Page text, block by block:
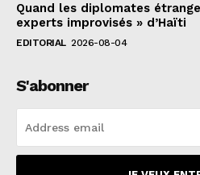
Quand les diplomates
experts improvisés » d’Haïti
EDITORIAL 2026-08-04
S'abonner